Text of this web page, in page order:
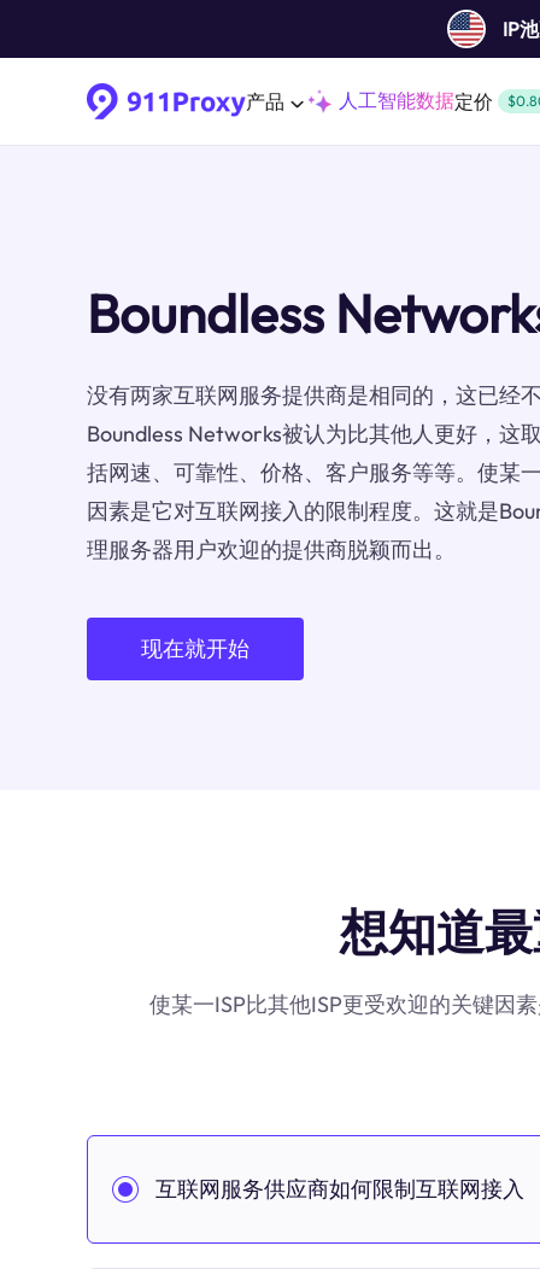
IP
产品 人工智能数据定价
Boundless
没有两家互联网服务提供商是相同的，这已经
Boundless Networks被认为比其他人更好，这
括网速、可靠性、价格、客户服务等等。使某
因素是它对互联网接入的限制程度。这就是
理服务器用户欢迎的提供商脱颖而出。
现在就开始
想知道
使某一ISP比其他ISP更受欢迎的关键因
互联网服务供应商如何限制互联网接入